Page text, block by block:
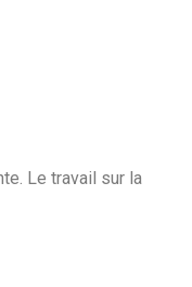
Le travail sur la